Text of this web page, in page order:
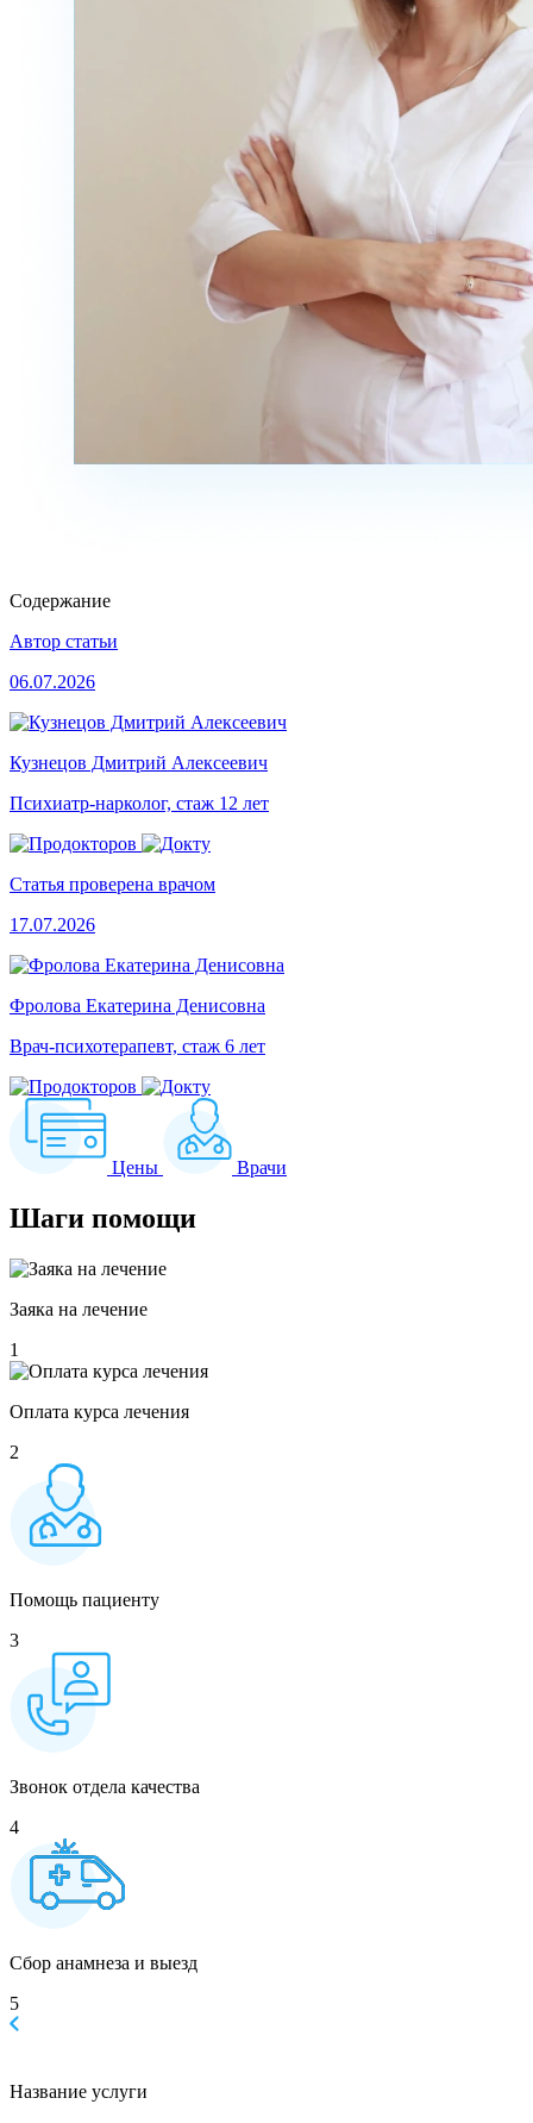
Содержание
Автор статьи
06.07.2026
Кузнецов Дмитрий Алексеевич
Психиатр-нарколог, стаж 12 лет
Статья проверена врачом
17.07.2026
Фролова Екатерина Денисовна
Врач-психотерапевт, стаж 6 лет
Цены Врачи
Шаги помощи
Заяка на лечение
1
Оплата курса лечения
2
Помощь пациенту
3
Звонок отдела качества
4
Сбор анамнеза и выезд
5
Название услуги